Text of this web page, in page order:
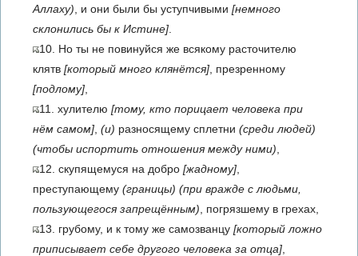
Аллаху) , и они были бы уступчивыми [немного
склонились бы к Истине]
10. Но ты не повинуйся же всякому расточителю
клятв [который много клянётся] , презренному
[подлому]
11. хулителю [тому, кто порицает человека при
нём самом] (и) разносящему сплетни (среди людей)
(чтобы испортить отношения между ними)
12. скупящемуся на добро [жадному]
преступающему (границы) (при вражде с людьми,
пользующегося запрещённым) , погрязшему в грехах,
13. грубому, и к тому же самозванцу [который ложно
приписывает себе другого человека за отца]